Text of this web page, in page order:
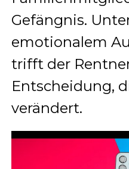
Gefängnis.
emotionalem
trifft der
Entscheidung,
verändert.